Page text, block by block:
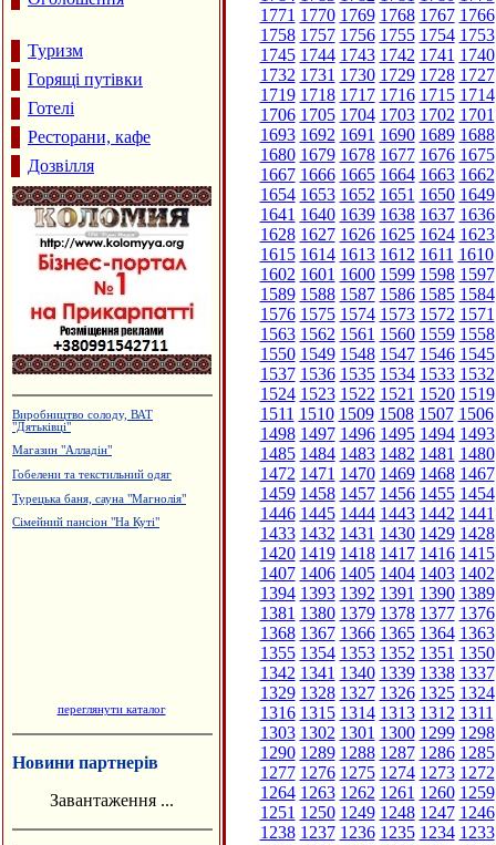
Туризм
Горящі путівки
Готелі
Ресторани, кафе
Дозвілля
Виробництво солоду, ВАТ
"Дятьківці"
Магазин "Алладін"
Гобелени та текстильний одяг
Турецька баня, сауна "Магнолія"
Сімейний пансіон "На Куті"
переглянути каталог
Новини партнерів
Завантаження ...
1771 1770 1769 1768 1767 1766
1758 1757 1756 1755 1754 1753
1745 1744 1743 1742 1741 1740
1732 1731 1730 1729 1728 1727
1719 1718 1717 1716 1715 1714
1706 1705 1704 1703 1702 1701
1693 1692 1691 1690 1689 1688
1680 1679 1678 1677 1676 1675
1667 1666 1665 1664 1663 1662
1654 1653 1652 1651 1650 1649
1641 1640 1639 1638 1637 1636
1628 1627 1626 1625 1624 1623
1615 1614 1613 1612 1611 1610
1602 1601 1600 1599 1598 1597
1589 1588 1587 1586 1585 1584
1576 1575 1574 1573 1572 1571
1563 1562 1561 1560 1559 1558
1550 1549 1548 1547 1546 1545
1537 1536 1535 1534 1533 1532
1524 1523 1522 1521 1520 1519
1511 1510 1509 1508 1507 1506
1498 1497 1496 1495 1494 1493
1485 1484 1483 1482 1481 1480
1472 1471 1470 1469 1468 1467
1459 1458 1457 1456 1455 1454
1446 1445 1444 1443 1442 1441
1433 1432 1431 1430 1429 1428
1420 1419 1418 1417 1416 1415
1407 1406 1405 1404 1403 1402
1394 1393 1392 1391 1390 1389
1381 1380 1379 1378 1377 1376
1368 1367 1366 1365 1364 1363
1355 1354 1353 1352 1351 1350
1342 1341 1340 1339 1338 1337
1329 1328 1327 1326 1325 1324
1316 1315 1314 1313 1312 1311
1303 1302 1301 1300 1299 1298
1290 1289 1288 1287 1286 1285
1277 1276 1275 1274 1273 1272
1264 1263 1262 1261 1260 1259
1251 1250 1249 1248 1247 1246
1238 1237 1236 1235 1234 1233